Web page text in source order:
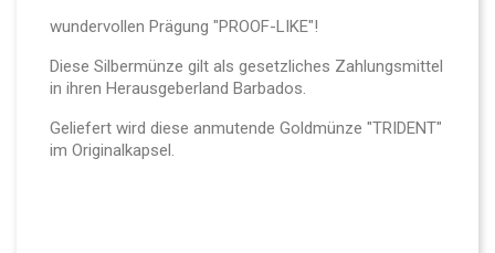
wundervollen Prägung "PROOF-LIKE"!
Diese Silbermünze gilt als gesetzliches Zahlungsmittel
in ihren Herausgeberland Barbados.
Geliefert wird diese anmutende Goldmünze "TRIDENT"
im Originalkapsel.